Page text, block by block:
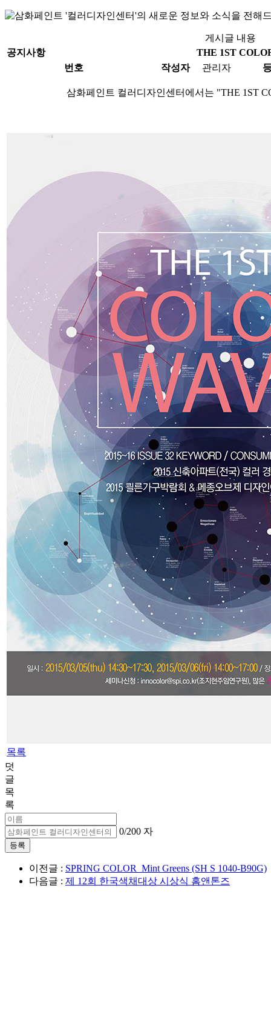
게시글 내용
공지사항
THE 1ST
번호
작성자 관리자
삼화페인트 컬러디자인센터에서는 "THE 1ST
목록
덧
글
목
록
0/200 자
이전글 : SPRING COLOR_Mint Greens (SH S 1040-B90G)
다음글 : 제 12회 한국색채대상 시상식 홈앤톤즈